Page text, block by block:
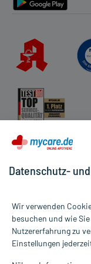
Alle Preise gelten
Informationen auf
Datenschutz-
Wir verwenden
besuchen und wie
Nutzererfahrung zu
Einstellungen